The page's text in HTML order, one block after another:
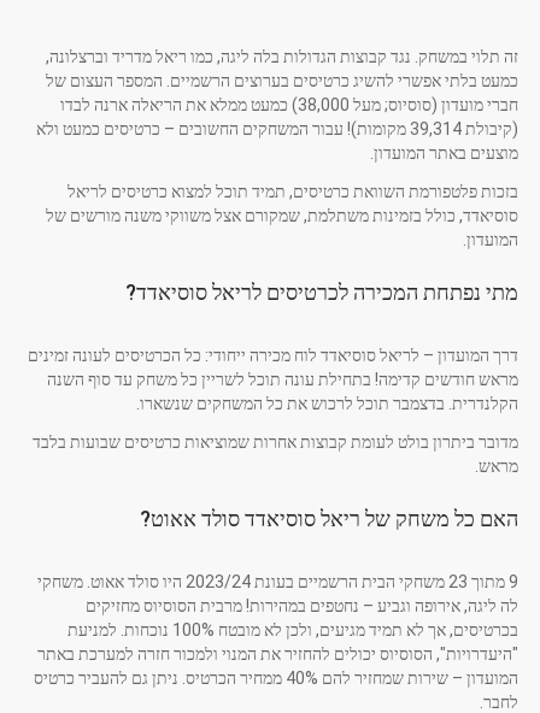
זה תלוי במשחק. נגד קבוצות הגדולות בלה ליגה, כמו ריאל מדריד וברצלונה,
כמעט בלתי אפשרי להשיג כרטיסים בערוצים הרשמיים. המספר העצום של
חברי מועדון (סוסיוס; מעל 38,000) כמעט ממלא את הריאלה ארנה לבדו
(קיבולת 39,314 מקומות)! עבור המשחקים החשובים – כרטיסים כמעט ולא
מוצעים באתר המועדון.
בזכות פלטפורמת השוואת כרטיסים, תמיד תוכל למצוא כרטיסים לריאל
סוסיאדד, כולל בזמינות משתלמת, שמקורם אצל משווקי משנה מורשים של
המועדון.
מתי נפתחת המכירה לכרטיסים לריאל סוסיאדד?
דרך המועדון – לריאל סוסיאדד לוח מכירה ייחודי: כל הכרטיסים לעונה זמינים
מראש חודשים קדימה! בתחילת עונה תוכל לשריין כל משחק עד סוף השנה
הקלנדרית. בדצמבר תוכל לרכוש את כל המשחקים שנשארו.
מדובר ביתרון בולט לעומת קבוצות אחרות שמוציאות כרטיסים שבועות בלבד
מראש.
האם כל משחק של ריאל סוסיאדד סולד אאוט?
9 מתוך 23 משחקי הבית הרשמיים בעונת 2023/24 היו סולד אאוט. משחקי
לה ליגה, אירופה וגביע – נחטפים במהירות! מרבית הסוסיוס מחזיקים
בכרטיסים, אך לא תמיד מגיעים, ולכן לא מובטח 100% נוכחות. למניעת
"היעדרויות", הסוסיוס יכולים להחזיר את המנוי ולמכור חזרה למערכת באתר
המועדון – שירות שמחזיר להם 40% ממחיר הכרטיס. ניתן גם להעביר כרטיס
לחבר.